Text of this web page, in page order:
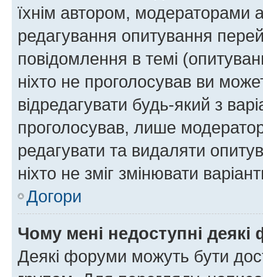
їхнім автором, модераторами
редагування опитування
повідомлення в темі
ніхто не проголосував ви
відредагувати будь-який з
проголосував, лише
редагувати та видаляти
ніхто не зміг змінювати
Догори
Чому мені недоступні
Деякі форуми можуть бути